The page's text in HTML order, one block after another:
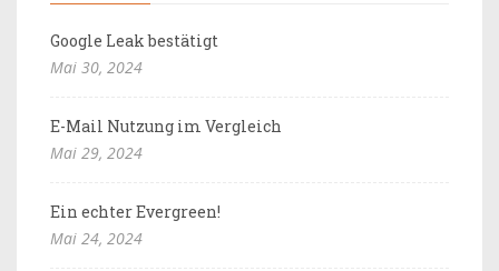
Google Leak bestätigt
Mai 30, 2024
E-Mail Nutzung im Vergleich
Mai 29, 2024
Ein echter Evergreen!
Mai 24, 2024